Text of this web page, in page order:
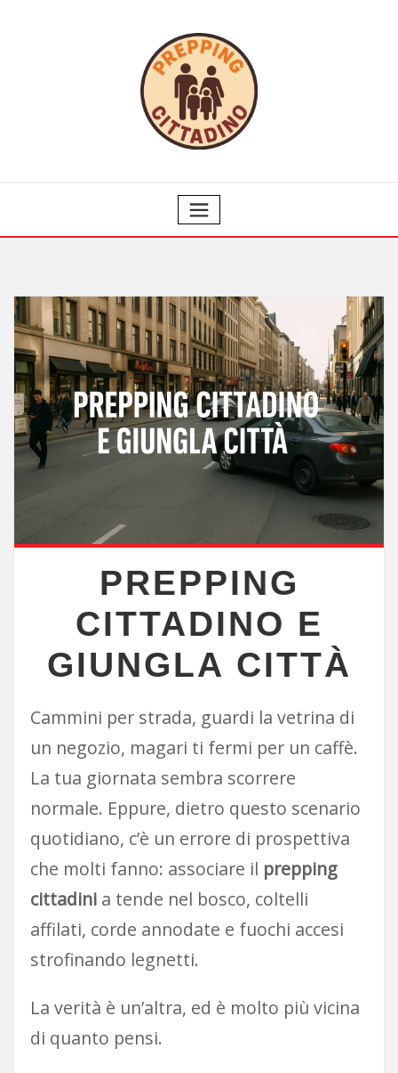
PREPPING
CITTADINO E
GIUNGLA CITTÀ
Cammini per strada, guardi la vetrina di
un negozio, magari ti fermi per un caffè.
La tua giornata sembra scorrere
normale. Eppure, dietro questo scenario
quotidiano, c’è un errore di prospettiva
che molti fanno: associare il prepping
cittadini a tende nel bosco, coltelli
affilati, corde annodate e fuochi accesi
strofinando legnetti.
La verità è un’altra, ed è molto più vicina
di quanto pensi.